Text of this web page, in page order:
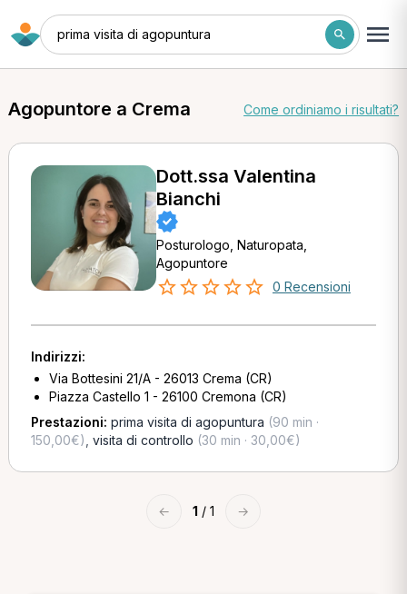
prima visita di agopuntura
Agopuntore a Crema Come ordiniamo i risultati?
Dott.ssa Valentina
Bianchi
Posturologo, Naturopata,
Agopuntore
0 Recensioni
Indirizzi:
Via Bottesini 21/A - 26013 Crema (CR)
Piazza Castello 1 - 26100 Cremona (CR)
Prestazioni: prima visita di agopuntura (90 min ·
150,00€) visita di controllo (30 min · 30,00€)
← 1 / 1 →